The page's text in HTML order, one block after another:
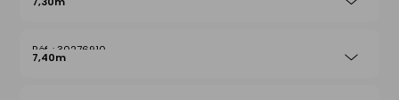
30276910
7,40m